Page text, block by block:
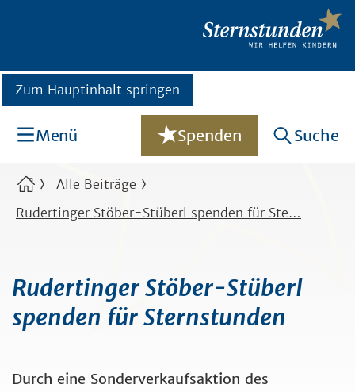
Zum Hauptinhalt springen
Menü Spenden Suche
Alle Beiträge
Rudertinger Stöber-Stüberl spenden für Ste…
Rudertinger Stöber-Stüberl
spenden für Sternstunden
Durch eine Sonderverkaufsaktion des